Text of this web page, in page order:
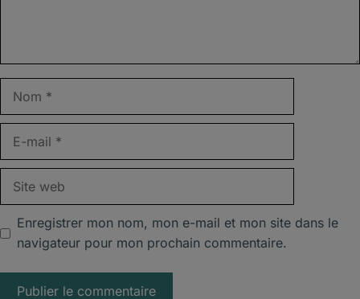
Enregistrer mon nom, mon e-mail et mon site dans le
navigateur pour mon prochain commentaire.